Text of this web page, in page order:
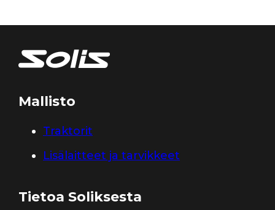
Mallisto
Traktorit
Lisälaitteet ja tarvikkeet
Tietoa Soliksesta